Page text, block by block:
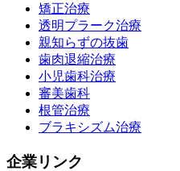
矯正治療
透明プラーク治療
親知らずの抜歯
歯肉退縮治療
小児歯科治療
審美歯科
根管治療
ブラキシズム治療
企業リンク